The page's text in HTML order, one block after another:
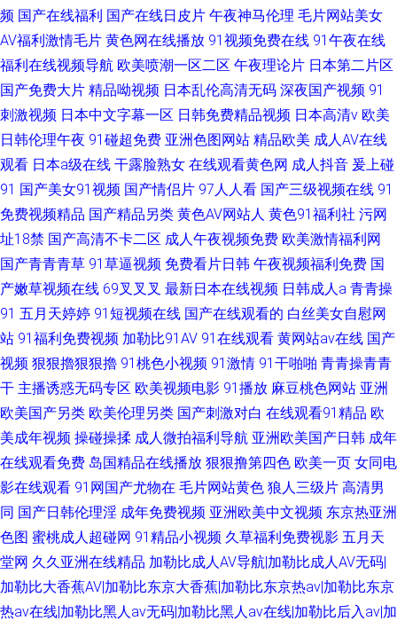
频 国产在线福利 国产在线日皮片 午夜神马伦理 毛片网站美女
AV福利激情毛片 黄色网在线播放 91视频免费在线 91午夜在线
福利在线视频导航 欧美喷潮一区二区 午夜理论片 日本第二片区
国产免费大片 精品呦视频 日本乱伦高清无码 深夜国产视频 91
刺激视频 日本中文字幕一区 日韩免费精品视频 日本高清v 欧美
日韩伦理午夜 91碰超免费 亚洲色图网站 精品欧美 成人AV在线
观看 日本a级在线 干露脸熟女 在线观看黄色网 成人抖音 爰上碰
91 国产美女91视频 国产情侣片 97人人看 国产三级视频在线 91
免费视频精品 国产精品另类 黄色AV网站人 黄色91福利社 污网
址18禁 国产高清不卡二区 成人午夜视频免费 欧美激情福利网
国产青青青草 91草逼视频 免费看片日韩 午夜视频福利免费 国
产嫩草视频在线 69叉叉叉 最新日本在线视频 日韩成人a 青青操
91 五月天婷婷 91短视频在线 国产在线观看的 白丝美女自慰网
站 91福利免费视频 加勒比91AV 91在线观看 黄网站av在线 国产
视频 狠狠擼狠狠擼 91桃色小视频 91激情 91干啪啪 青青操青青
干 主播诱惑无码专区 欧美视频电影 91播放 麻豆桃色网站 亚洲
欧美国产另类 欧美伦理另类 国产刺激对白 在线观看91精品 欧
美成年视频 操碰操揉 成人微拍福利导航 亚洲欧美国产日韩 成年
在线观看免费 岛国精品在线播放 狠狠撸第四色 欧美一页 女同电
影在线观看 91网国产尤物在 毛片网站黄色 狼人三级片 高清男
同 国产日韩伦理淫 成年免费视频 亚洲欧美中文视频 东京热亚洲
色图 蜜桃成人超碰网 91精品小视频 久草福利免费视影 五月天
堂网 久久亚洲在线精品 加勒比成人AV导航|加勒比成人AV无码|
加勒比大香蕉AV|加勒比东京大香蕉|加勒比东京热av|加勒比东京
热av在线|加勒比黑人av无码|加勒比黑人av在线|加勒比后入av|加